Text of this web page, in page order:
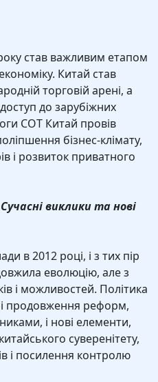
став важливим етапом
Китай став
торговій арені, а
до зарубіжних
СОТ Китай провів
бізнес-клімату,
і розвиток приватного
виклики та нові
в 2012 році, і з тих пір
еволюцію, але з
і можливостей. Політика
продовження реформ,
і нові елементи,
суверенітету,
і посилення контролю